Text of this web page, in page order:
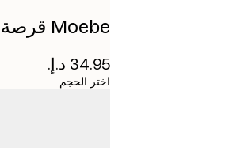
Moebe قرصة سوداء
اختر الحجم